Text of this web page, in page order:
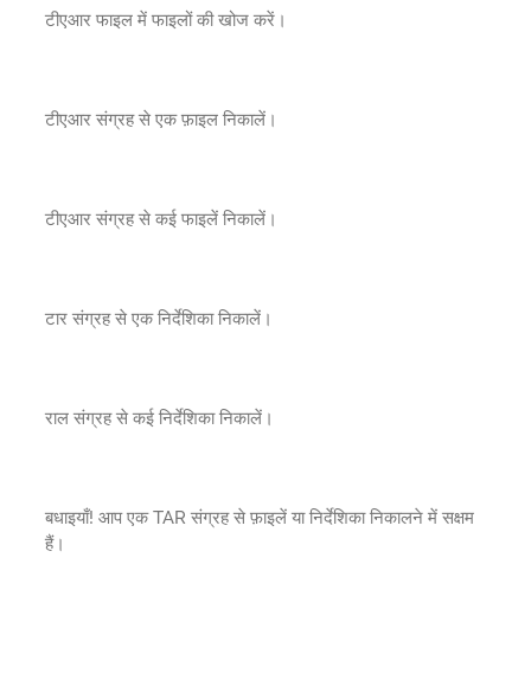
टीएआर फाइल में फाइलों की खोज करें।
टीएआर संग्रह से एक फ़ाइल निकालें।
टीएआर संग्रह से कई फाइलें निकालें।
टार संग्रह से एक निर्देशिका निकालें।
राल संग्रह से कई निर्देशिका निकालें।
बधाइयाँ! आप एक TAR संग्रह से फ़ाइलें या निर्देशिका निकालने में सक्षम
हैं।